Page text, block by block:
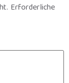
Erforderliche